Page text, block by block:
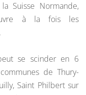
Suisse Normande,
à la fois les
se scinder en 6
de Thury-
Saint Philbert sur